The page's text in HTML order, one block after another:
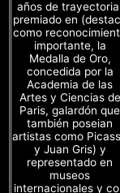
años de
premiado en
como
importante, la
Medalla de Oro,
concedida por la
Academia de las
Artes y Ciencias de
Paris, galardón que
también poseian
artistas como
y Juan Gris) y
representado en
museos
internacionales y